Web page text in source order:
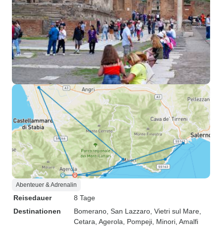
Abenteuer & Adrenalin
Reisedauer
8 Tage
Destinationen
Bomerano , San Lazzaro , Vietri sul Mare
Cetara , Agerola , Pompeji , Minori , Amalfi